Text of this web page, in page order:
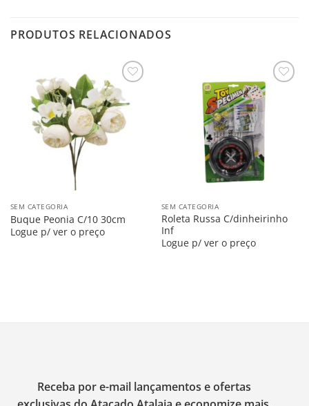
PRODUTOS RELACIONADOS
Salvar
na
Lista
SEM CATEGORIA
Buque Peonia C/10 30cm
Logue p/ ver o preço
SEM CATEGORIA
Roleta Russa C/dinheirinho
Inf
Logue p/ ver o preço
Receba por e-mail lançamentos e ofertas